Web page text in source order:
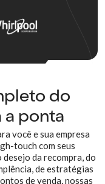
do
a ponta
você e sua empresa
touch com seus
da recompra, do
de estratégias
de venda, nossas